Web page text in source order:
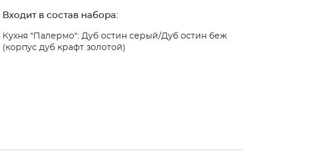
Входит в состав набора:
Кухня "Палермо": Дуб остин серый/Дуб остин беж
(корпус дуб крафт золотой)